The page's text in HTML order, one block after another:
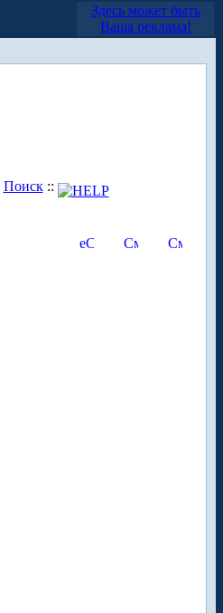
Здесь может быть
Ваша реклама!
Поиск::